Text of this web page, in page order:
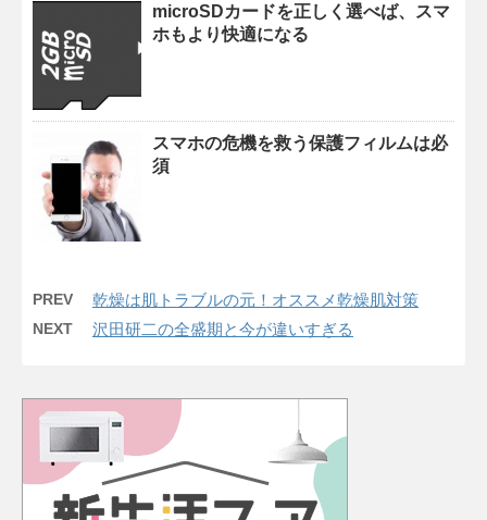
microSDカードを正しく選べば、スマ
ホもより快適になる
スマホの危機を救う保護フィルムは必
須
PREV 乾燥は肌トラブルの元！オススメ乾燥肌対策
NEXT 沢田研二の全盛期と今が違いすぎる